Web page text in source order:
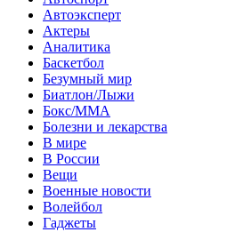
Автоэксперт
Актеры
Аналитика
Баскетбол
Безумный мир
Биатлон/Лыжи
Бокс/MMA
Болезни и лекарства
В мире
В России
Вещи
Военные новости
Волейбол
Гаджеты